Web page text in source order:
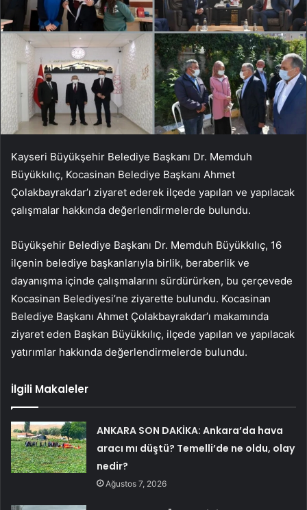
Kayseri Büyükşehir Belediye Başkanı Dr. Memduh
Büyükkılıç, Kocasinan Belediye Başkanı Ahmet
Çolakbayrakdar’ı ziyaret ederek ilçede yapılan ve yapılacak
çalışmalar hakkında değerlendirmelerde bulundu.
Büyükşehir Belediye Başkanı Dr. Memduh Büyükkılıç, 16
ilçenin belediye başkanlarıyla birlik, beraberlik ve
dayanışma içinde çalışmalarını sürdürürken, bu çerçevede
Kocasinan Belediyesi’ne ziyarette bulundu. Kocasinan
Belediye Başkanı Ahmet Çolakbayrakdar’ı makamında
ziyaret eden Başkan Büyükkılıç, ilçede yapılan ve yapılacak
yatırımlar hakkında değerlendirmelerde bulundu.
İlgili Makaleler
ANKARA SON DAKİKA: Ankara’da hava
aracı mı düştü? Temelli’de ne oldu, olay
nedir?
Ağustos 7, 2026